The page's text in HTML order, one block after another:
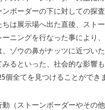
ンボーダーの下に対しての探
は展示場へ出た直後、スト
ーニングを行なった事により
ゾウの鼻がナッツに近づい
みるといった、社会的な影響
個全てを見つけることができ
（ストーンボーダーやその